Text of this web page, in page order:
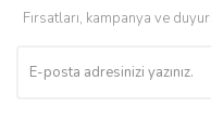
Fırsatları, kampanya ve